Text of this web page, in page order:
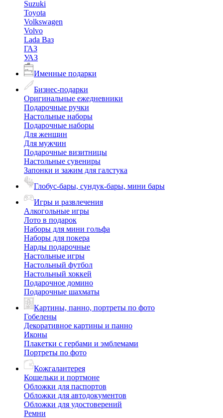
Suzuki
Toyota
Volkswagen
Volvo
Lada Ваз
ГАЗ
УАЗ
Именные подарки
Бизнес-подарки
Оригинальные ежедневники
Подарочные ручки
Настольные наборы
Подарочные наборы
Для женщин
Для мужчин
Подарочные визитницы
Настольные сувениры
Запонки и зажим для галстука
Глобус-бары, сундук-бары, мини бары
Игры и развлечения
Алкогольные игры
Лото в подарок
Наборы для мини гольфа
Наборы для покера
Нарды подарочные
Настольные игры
Настольный футбол
Настольный хоккей
Подарочное домино
Подарочные шахматы
Картины, панно, портреты по фото
Гобелены
Декоративное картины и панно
Иконы
Плакетки с гербами и эмблемами
Портреты по фото
Кожгалантерея
Кошельки и портмоне
Обложки для паспортов
Обложки для автодокументов
Обложки для удостоверений
Ремни